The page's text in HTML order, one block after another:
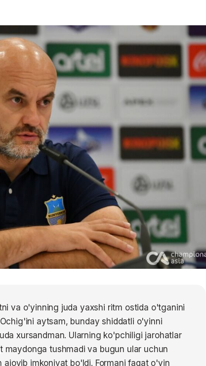
va o'yinning juda yaxshi ritm ostida o'tganini
aytsam, bunday shiddatli o'yinni
xursandman. Ularning ko'pchiligi jarohatlar
tushmadi va bugun ular uchun
imkoniyat bo'ldi. Formani faqat o'yin